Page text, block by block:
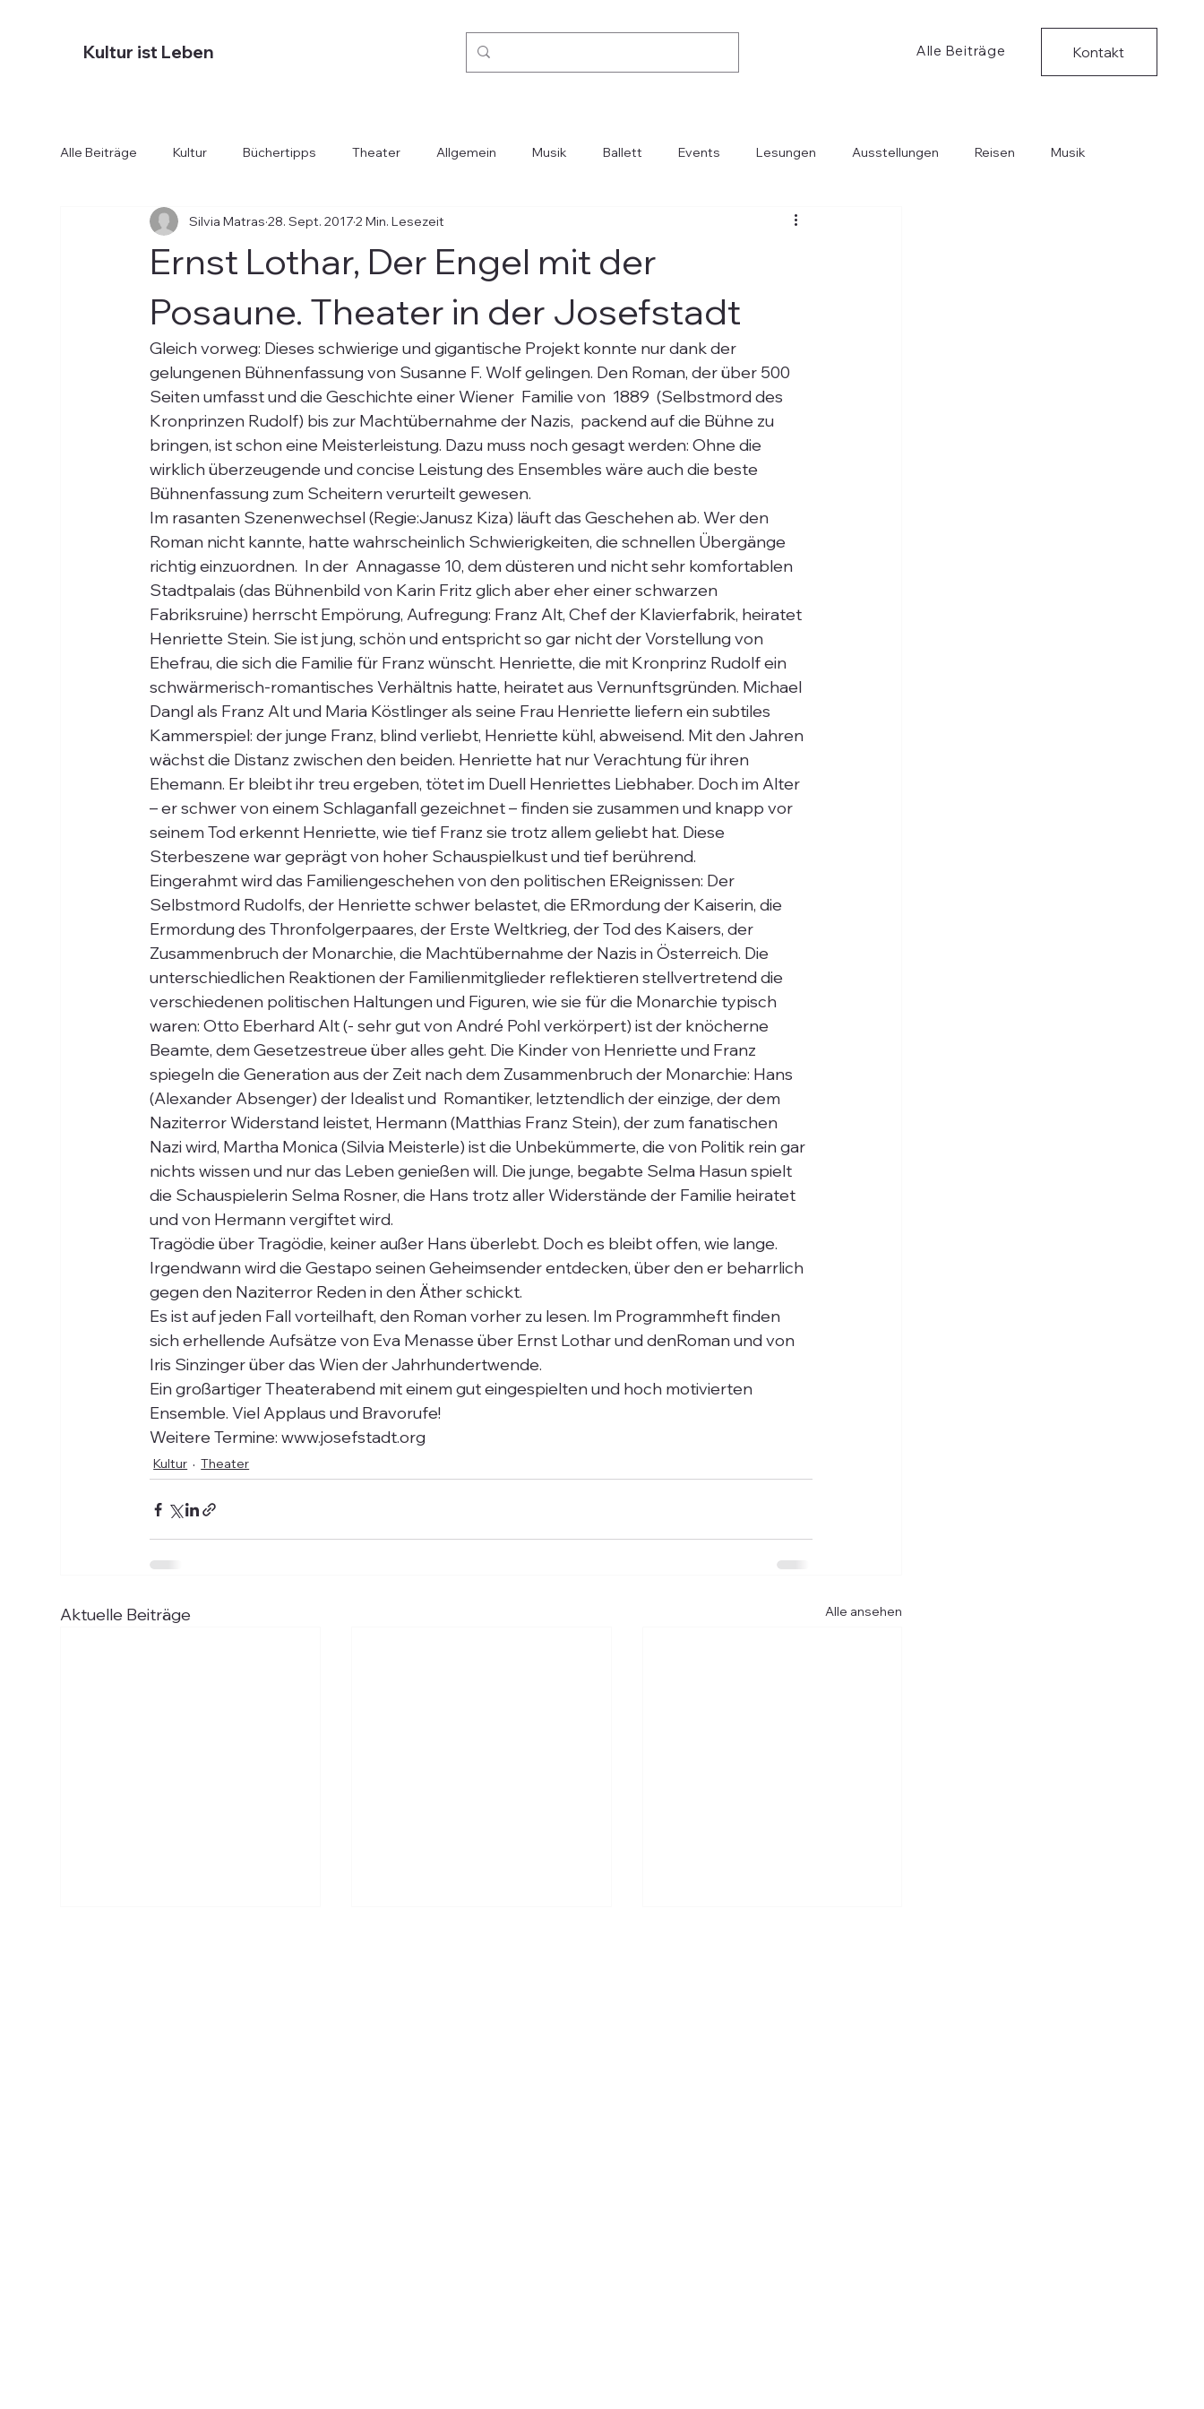
Kultur ist Leben Alle Beiträge Kontakt
Alle Beiträge Kultur Büchertipps Theater Allgemein Musik Ballett Events Lesungen Ausstellungen Reisen Musik
Diverses Essen und Trinken Hotels Kino
Ernst Lothar, Der Engel mit der
Posaune. Theater in der Josefstadt
Silvia Matras 28. Sept. 20172 Min. Lesezeit
Gleich vorweg: Dieses schwierige und gigantische Projekt konnte nur dank der
gelungenen Bühnenfassung von Susanne F. Wolf gelingen. Den Roman, der über 500
Seiten umfasst und die Geschichte einer Wiener  Familie von  1889  (Selbstmord des
Kronprinzen Rudolf) bis zur Machtübernahme der Nazis,  packend auf die Bühne zu
bringen, ist schon eine Meisterleistung. Dazu muss noch gesagt werden: Ohne die
wirklich überzeugende und concise Leistung des Ensembles wäre auch die beste
Bühnenfassung zum Scheitern verurteilt gewesen.
Im rasanten Szenenwechsel (Regie:Janusz Kiza) läuft das Geschehen ab. Wer den
Roman nicht kannte, hatte wahrscheinlich Schwierigkeiten, die schnellen Übergänge
richtig einzuordnen.  In der  Annagasse 10, dem düsteren und nicht sehr komfortablen
Stadtpalais (das Bühnenbild von Karin Fritz glich aber eher einer schwarzen
Fabriksruine) herrscht Empörung, Aufregung: Franz Alt, Chef der Klavierfabrik, heiratet
Henriette Stein. Sie ist jung, schön und entspricht so gar nicht der Vorstellung von
Ehefrau, die sich die Familie für Franz wünscht. Henriette, die mit Kronprinz Rudolf ein
schwärmerisch-romantisches Verhältnis hatte, heiratet aus Vernunftsgründen. Michael
Dangl als Franz Alt und Maria Köstlinger als seine Frau Henriette liefern ein subtiles
Kammerspiel: der junge Franz, blind verliebt, Henriette kühl, abweisend. Mit den Jahren
wächst die Distanz zwischen den beiden. Henriette hat nur Verachtung für ihren
Ehemann. Er bleibt ihr treu ergeben, tötet im Duell Henriettes Liebhaber. Doch im Alter
– er schwer von einem Schlaganfall gezeichnet – finden sie zusammen und knapp vor
seinem Tod erkennt Henriette, wie tief Franz sie trotz allem geliebt hat. Diese
Sterbeszene war geprägt von hoher Schauspielkust und tief berührend.
Eingerahmt wird das Familiengeschehen von den politischen EReignissen: Der
Selbstmord Rudolfs, der Henriette schwer belastet, die ERmordung der Kaiserin, die
Ermordung des Thronfolgerpaares, der Erste Weltkrieg, der Tod des Kaisers, der
Zusammenbruch der Monarchie, die Machtübernahme der Nazis in Österreich. Die
unterschiedlichen Reaktionen der Familienmitglieder reflektieren stellvertretend die
verschiedenen politischen Haltungen und Figuren, wie sie für die Monarchie typisch
waren: Otto Eberhard Alt (- sehr gut von André Pohl verkörpert) ist der knöcherne
Beamte, dem Gesetzestreue über alles geht. Die Kinder von Henriette und Franz
spiegeln die Generation aus der Zeit nach dem Zusammenbruch der Monarchie: Hans
(Alexander Absenger) der Idealist und  Romantiker, letztendlich der einzige, der dem
Naziterror Widerstand leistet, Hermann (Matthias Franz Stein), der zum fanatischen
Nazi wird, Martha Monica (Silvia Meisterle) ist die Unbekümmerte, die von Politik rein gar
nichts wissen und nur das Leben genießen will. Die junge, begabte Selma Hasun spielt
die Schauspielerin Selma Rosner, die Hans trotz aller Widerstände der Familie heiratet
und von Hermann vergiftet wird.
Tragödie über Tragödie, keiner außer Hans überlebt. Doch es bleibt offen, wie lange.
Irgendwann wird die Gestapo seinen Geheimsender entdecken, über den er beharrlich
gegen den Naziterror Reden in den Äther schickt.
Es ist auf jeden Fall vorteilhaft, den Roman vorher zu lesen. Im Programmheft finden
sich erhellende Aufsätze von Eva Menasse über Ernst Lothar und denRoman und von
Iris Sinzinger über das Wien der Jahrhundertwende.
Ein großartiger Theaterabend mit einem gut eingespielten und hoch motivierten
Ensemble. Viel Applaus und Bravorufe!
Weitere Termine: www.josefstadt.org
Kultur Theater
Aktuelle Beiträge Alle ansehen